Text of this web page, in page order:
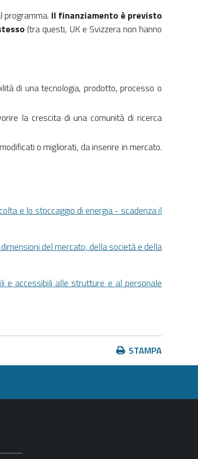
programma. Il finanziamento è previsto
(tra questi, UK e Svizzera non hanno
di una tecnologia, prodotto, processo o
la crescita di una comunità di ricerca
o migliorati, da inserire in mercato.
e lo stoccaggio di energia - scadenza il
del mercato, della società e della
e accessibili alle strutture e al personale
Azioni
sul
STAMPA